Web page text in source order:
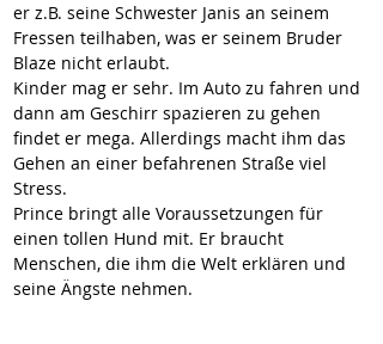
er z.B. seine Schwester Janis an seinem
Fressen teilhaben, was er seinem Bruder
Blaze nicht erlaubt.
Kinder mag er sehr. Im Auto zu fahren und
dann am Geschirr spazieren zu gehen
findet er mega. Allerdings macht ihm das
Gehen an einer befahrenen Straße viel
Stress.
Prince bringt alle Voraussetzungen für
einen tollen Hund mit. Er braucht
Menschen, die ihm die Welt erklären und
seine Ängste nehmen.